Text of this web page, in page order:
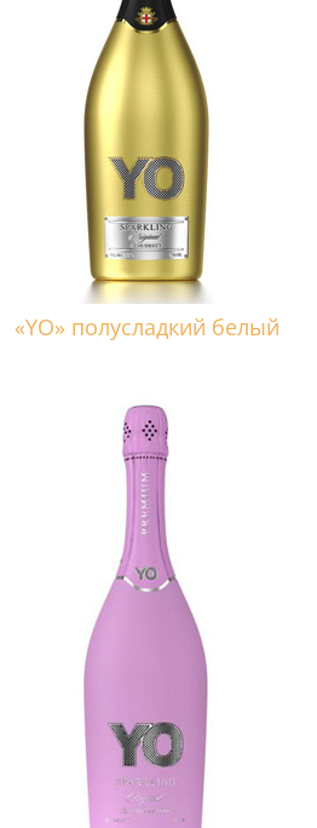
«YO» полусладкий белый